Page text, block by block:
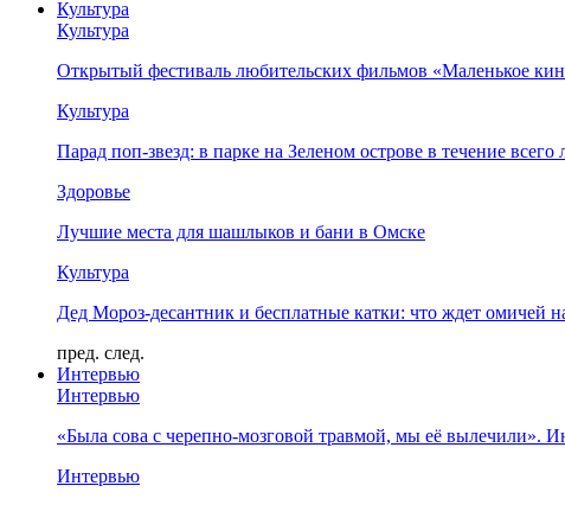
Культура
Культура
Открытый фестиваль любительских фильмов «Маленькое
Культура
Парад поп-звезд: в парке на Зеленом острове в течение всего
Здоровье
Лучшие места для шашлыков и бани в Омске
Культура
Дед Мороз-десантник и бесплатные катки: что ждет омичей
пред. след.
Интервью
Интервью
«Была сова с черепно-мозговой травмой, мы её вылечили».
Интервью